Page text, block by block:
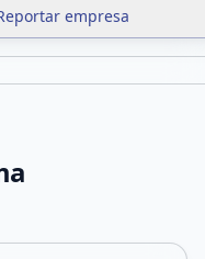
empresa